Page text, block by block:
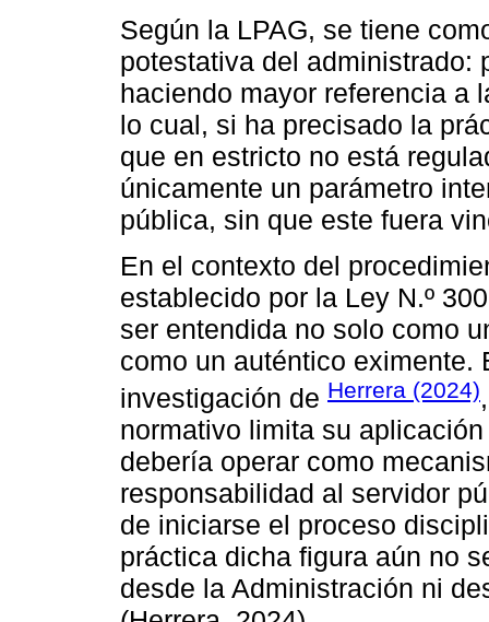
Según la LPAG, se tiene
potestativa del administrado:
haciendo mayor referencia a
lo cual, si ha precisado la
que en estricto no está
únicamente un parámetro
pública, sin que este fuera
En el contexto del
establecido por la Ley N.º
ser entendida no solo como
como un auténtico eximente.
investigación de Herrera (2024)
normativo limita su
debería operar como
responsabilidad al servidor
de iniciarse el proceso
práctica dicha figura aún no
desde la Administración ni